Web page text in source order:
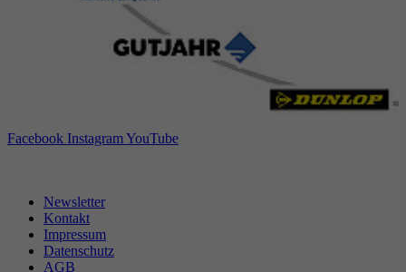
Facebook InstagramYouTube
Newsletter
Kontakt
Impressum
Datenschutz
AGB